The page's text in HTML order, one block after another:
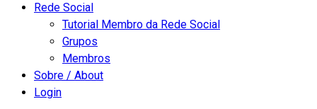
Rede Social
Tutorial Membro da Rede Social
Grupos
Membros
Sobre / About
Login